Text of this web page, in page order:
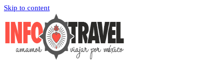
Skip to content